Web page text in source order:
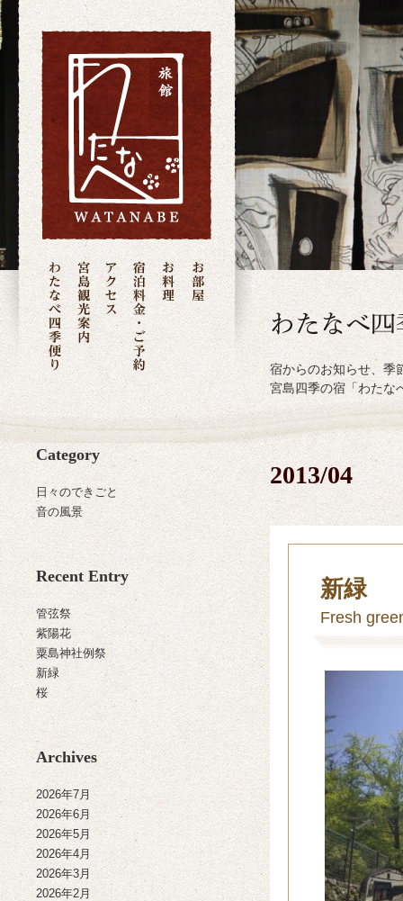
宿からのお知らせ、季
宮島四季の宿「わたな
Category
日々のできごと
音の風景
Recent Entry
管弦祭
紫陽花
粟島神社例祭
新緑
桜
Archives
2026年7月
2026年6月
2026年5月
2026年4月
2026年3月
2026年2月
2013/04
新緑
Fresh